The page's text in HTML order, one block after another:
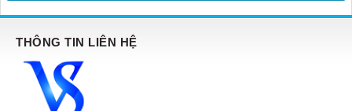
THÔNG TIN LIÊN HỆ